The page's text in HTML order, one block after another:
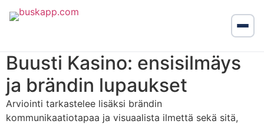
Buusti Kasino: ensisilmäys
ja brändin lupaukset
Arviointi tarkastelee lisäksi brändin
kommunikaatiotapaa ja visuaalista ilmettä sekä sitä,